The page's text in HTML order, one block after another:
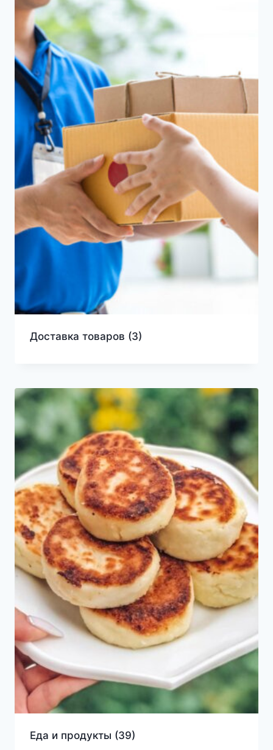
Доставка товаров (3)
Еда и продукты (39)